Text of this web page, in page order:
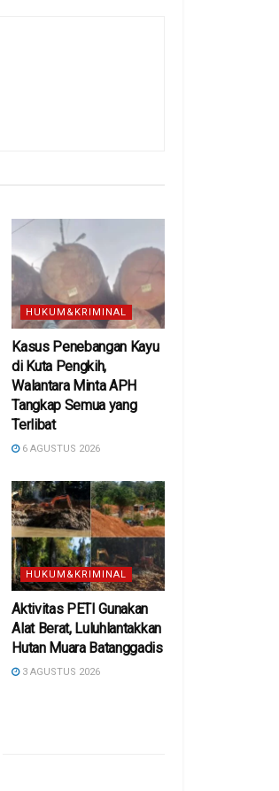
HUKUM&KRIMINAL
Kasus Penebangan Kayu
di Kuta Pengkih,
Walantara Minta APH
Tangkap Semua yang
Terlibat
6 AGUSTUS 2026
HUKUM&KRIMINAL
Aktivitas PETI Gunakan
Alat Berat, Luluhlantakkan
Hutan Muara Batanggadis
3 AGUSTUS 2026